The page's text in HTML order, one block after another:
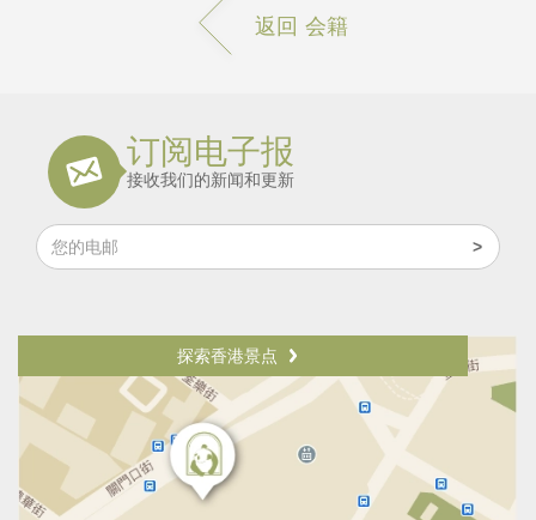
返回 会籍
订阅电子报
接收我们的新闻和更新
探索香港景点